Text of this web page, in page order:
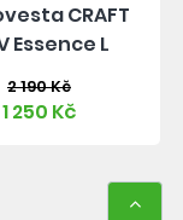
CRAFT
Essence L
2 190 Kč
1 250 Kč